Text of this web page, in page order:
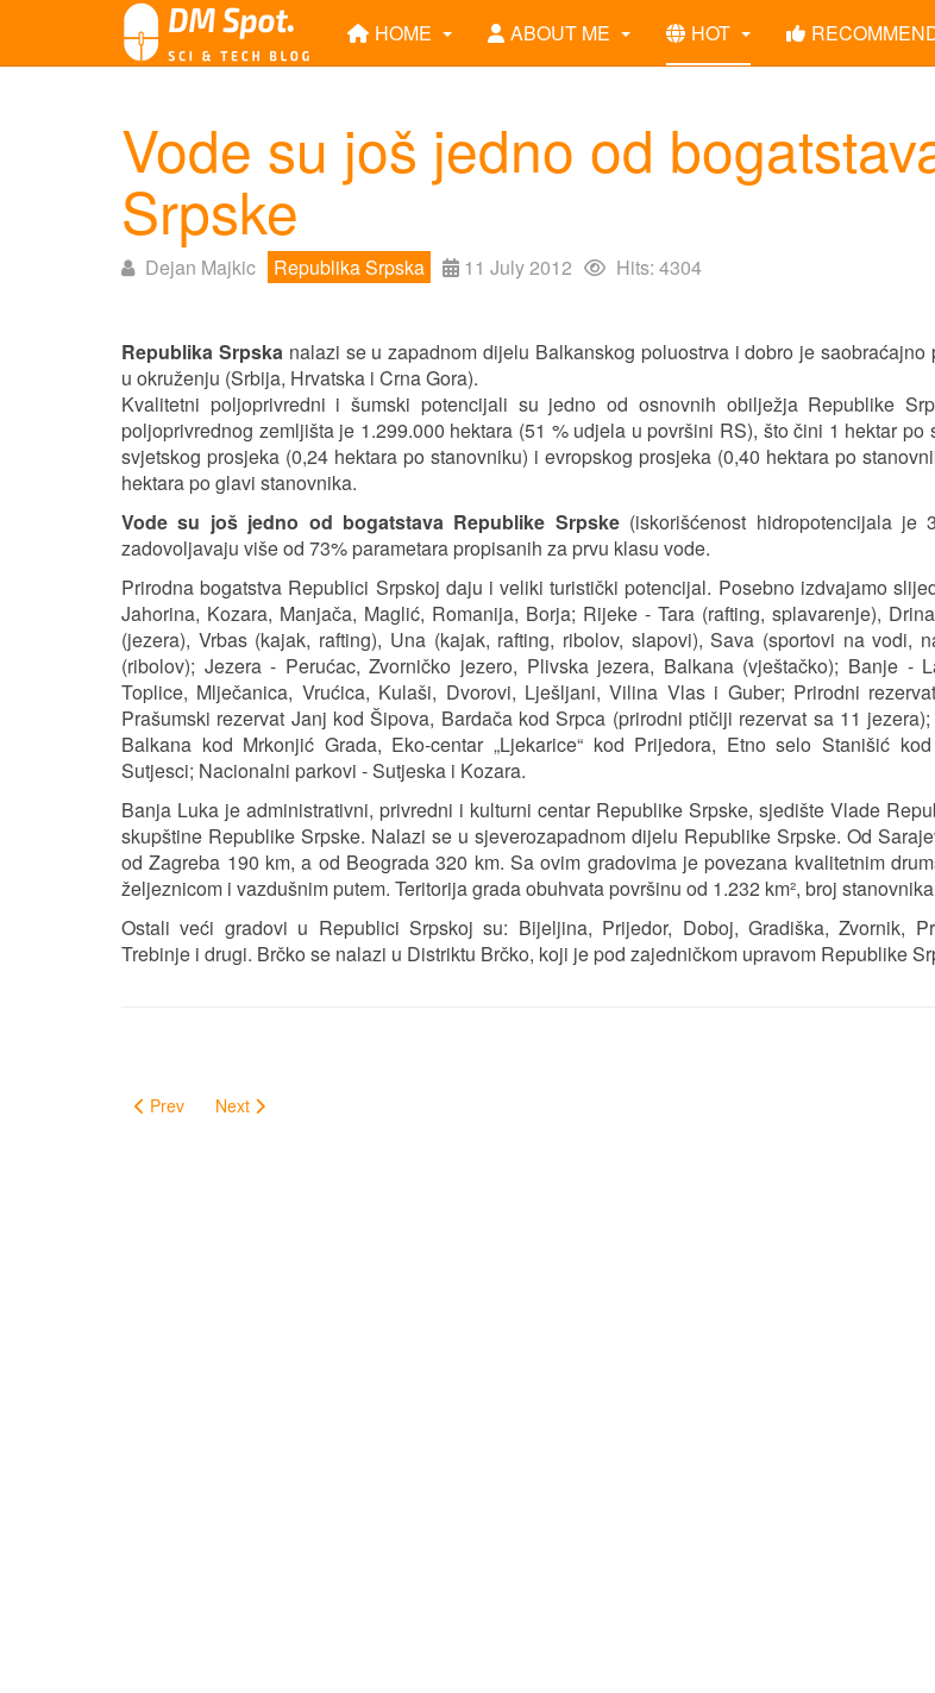
HOME ABOUT ME HOT
Vode su još jedno od
Srpske
Dejan Majkic Republika Srpska 11 July 2012 Hits: 4304
Republika Srpskanalazi se u zapadnom dijelu Balkanskog poluostrva i dobro je saobraćajno
u okruženju (Srbija, Hrvatska i Crna Gora).
Kvalitetni poljoprivredni i šumski potencijali su jedno od osnovnih obilježja Republike
poljoprivrednog zemljišta je 1.299.000 hektara (51 % udjela u površini RS), što čini 1 hektar po
svjetskog prosjeka (0,24 hektara po stanovniku) i evropskog prosjeka (0,40 hektara po
hektara po glavi stanovnika.
Vode su još jedno od bogatstava Republike Srpske(iskorišćenost hidropotencijala je
zadovoljavaju više od 73% parametara propisanih za prvu klasu vode.
Prirodna bogatstva Republici Srpskoj daju i veliki turistički potencijal. Posebno izdvajamo
Jahorina, Kozara, Manjača, Maglić, Romanija, Borja; Rijeke - Tara (rafting, splavarenje),
(jezera), Vrbas (kajak, rafting), Una (kajak, rafting, ribolov, slapovi), Sava (sportovi na vodi,
(ribolov); Jezera - Perućac, Zvorničko jezero, Plivska jezera, Balkana (vještačko); Banje -
Toplice, Mlječanica, Vrućica, Kulaši, Dvorovi, Lješljani, Vilina Vlas i Guber; Prirodni
Prašumski rezervat Janj kod Šipova, Bardača kod Srpca (prirodni ptičiji rezervat sa 11
Balkana kod Mrkonjić Grada, Eko-centar „Ljekarice“ kod Prijedora, Etno selo Stanišić
Sutjesci; Nacionalni parkovi - Sutjeska i Kozara.
Banja Luka je administrativni, privredni i kulturni centar Republike Srpske, sjedište Vlade
skupštine Republike Srpske. Nalazi se u sjeverozapadnom dijelu Republike Srpske. Od
od Zagreba 190 km, a od Beograda 320 km. Sa ovim gradovima je povezana kvalitetnim
željeznicom i vazdušnim putem. Teritorija grada obuhvata površinu od 1.232 km², broj
Ostali veći gradovi u Republici Srpskoj su: Bijeljina, Prijedor, Doboj, Gradiška, Zvornik,
Trebinje i drugi. Brčko se nalazi u Distriktu Brčko, koji je pod zajedničkom upravom Republike
Prev Next